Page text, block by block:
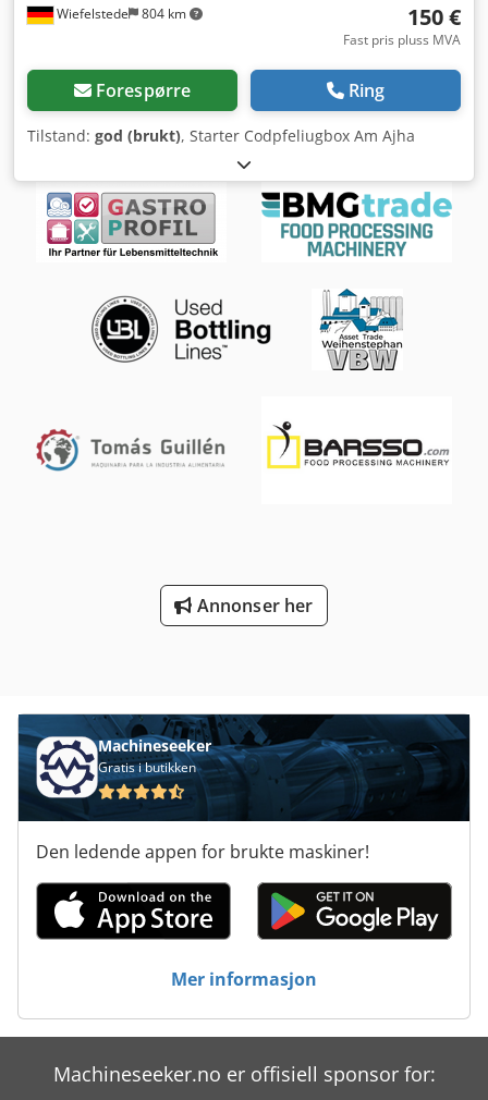
Wiefelstede 804 km 150 €
Fast pris pluss MVA
Forespørre Ring
Tilstand: god (brukt), Starter Codpfeliugbox Am Ajha
Annonser her
Machineseeker
Gratis i butikken
Den ledende appen for brukte maskiner!
Mer informasjon
Machineseeker.no er offisiell sponsor for: